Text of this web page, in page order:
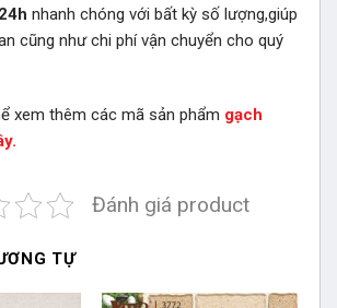
24h nhanh chóng với bất kỳ số lượng,giúp
cũng như chi phí vận chuyển cho quý
xem thêm các mã sản phẩm gạch
Đánh giá product
TỰ